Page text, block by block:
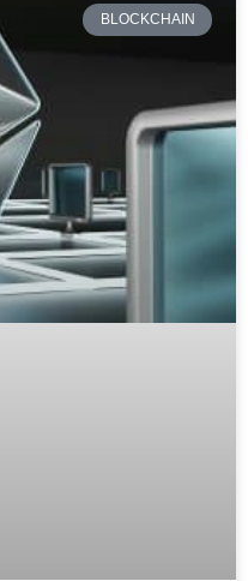
BLOCKCHAIN